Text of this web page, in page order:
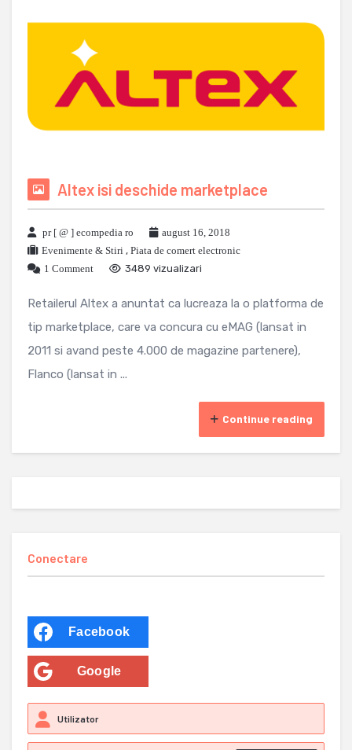
Altex isi deschide marketplace
pr [ @ ] ecompedia ro
august 16, 2018
Evenimente & Stiri , Piata de comert electronic
1 Comment
3489 vizualizari
Retailerul Altex a anuntat ca lucreaza la o platforma de
tip marketplace, care va concura cu eMAG (lansat in
2011 si avand peste 4.000 de magazine partenere),
Flanco (lansat in ...
Continue reading
Conectare
Facebook
Google